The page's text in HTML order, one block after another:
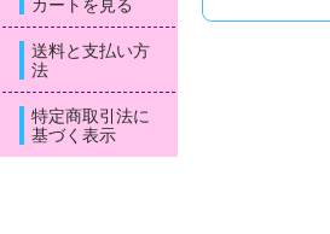
カートを見る
送料と支払い方
法
特定商取引法に
基づく表示